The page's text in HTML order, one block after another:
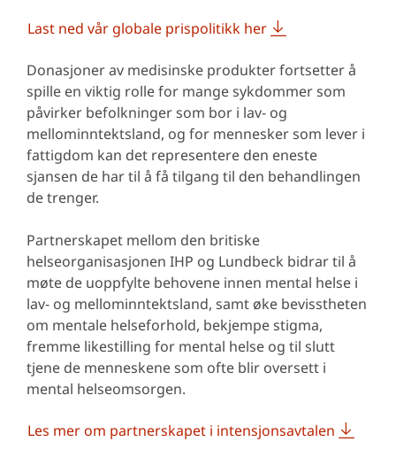
Last ned vår globale prispolitikk her
Donasjoner av medisinske produkter fortsetter å
spille en viktig rolle for mange sykdommer som
påvirker befolkninger som bor i lav- og
mellominntektsland, og for mennesker som lever i
fattigdom kan det representere den eneste
sjansen de har til å få tilgang til den behandlingen
de trenger.
Partnerskapet mellom den britiske
helseorganisasjonen IHP og Lundbeck bidrar til å
møte de uoppfylte behovene innen mental helse i
lav- og mellominntektsland, samt øke bevisstheten
om mentale helseforhold, bekjempe stigma,
fremme likestilling for mental helse og til slutt
tjene de menneskene som ofte blir oversett i
mental helseomsorgen.
Les mer om partnerskapet i intensjonsavtalen